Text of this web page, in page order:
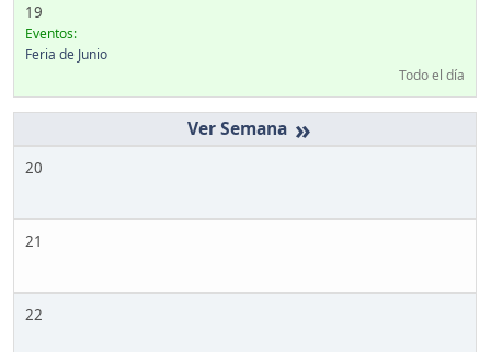
19
Eventos:
Feria de Junio
Todo el día
»
20
21
22